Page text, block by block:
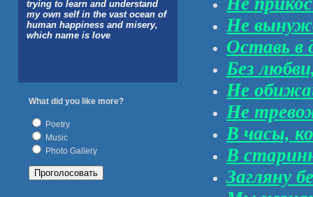
trying to learn and understand
my own self in the vast ocean of
human happiness and misery,
which name is love
What did you like more?
Poetry
Music
Photo Gallery
Не
Оставь в
Без
Не
Не
В часы,
В
Загляну